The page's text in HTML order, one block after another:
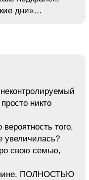
дни»…
никто
того,
увеличилась?
свою семью,
ПОЛНОСТЬЮ